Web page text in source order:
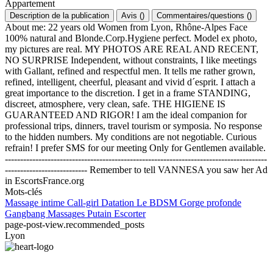
Appartement
Description de la publication Avis () Commentaires/questions ()
About me: 22 years old Women from Lyon, Rhône-Alpes Face
100% natural and Blonde.Corp.Hygiene perfect. Model ex photo,
my pictures are real. MY PHOTOS ARE REAL AND RECENT,
NO SURPRISE Independent, without constraints, I like meetings
with Gallant, refined and respectful men. It tells me rather grown,
refined, intelligent, cheerful, pleasant and vivid d´esprit. I attach a
great importance to the discretion. I get in a frame STANDING,
discreet, atmosphere, very clean, safe. THE HIGIENE IS
GUARANTEED AND RIGOR! I am the ideal companion for
professional trips, dinners, travel tourism or symposia. No response
to the hidden numbers. My conditions are not negotiable. Curious
refrain! I prefer SMS for our meeting Only for Gentlemen available.
--------------------------------------------------------------------------------------
--------------------------- Remember to tell VANNESA you saw her Ad
in EscortsFrance.org
Mots-clés
Massage intime Call-girl Datation Le BDSM Gorge profonde
Gangbang Massages Putain Escorter
page-post-view.recommended_posts
Lyon